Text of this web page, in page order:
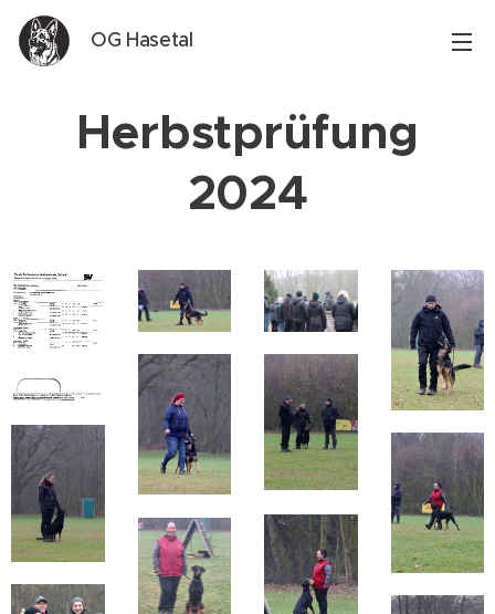
OG Hasetal
Herbstprüfung
2024